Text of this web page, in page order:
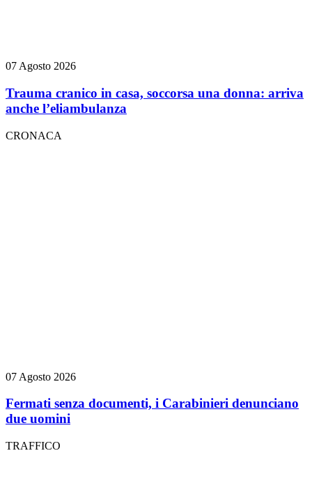
07 Agosto 2026
Trauma cranico in casa, soccorsa una donna: arriva
anche l’eliambulanza
CRONACA
07 Agosto 2026
Fermati senza documenti, i Carabinieri denunciano
due uomini
TRAFFICO